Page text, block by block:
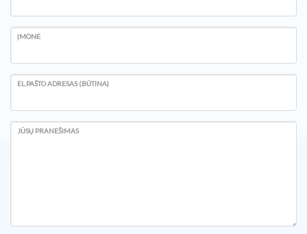
ĮMONĖ
EL.PAŠTO ADRESAS (BŪTINA)
JŪSŲ PRANEŠIMAS